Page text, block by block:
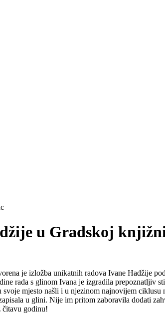
u Gradskoj
je izložba unikatnih radova Ivane Hadžije
rada s glinom Ivana je izgradila prepoznatljiv
mjesto našli i u njezinom najnovijem
u glini. Nije im pritom zaboravila dodati
čitavu godinu!